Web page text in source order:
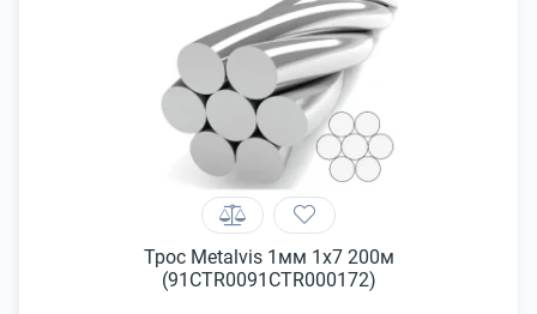
Трос Metalvis 1мм 1х7 200м
(91CTR0091CTR000172)